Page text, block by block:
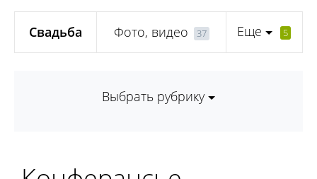
Свадьба Фото, видео 37 Еще 5
Выбрать рубрику